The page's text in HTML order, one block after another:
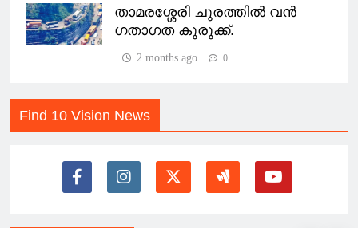
താമരശ്ശേരി ചുരത്തിൽ വൻ
ഗതാഗത കുരുക്ക്.
2 months ago 0
Find 10 Vision News